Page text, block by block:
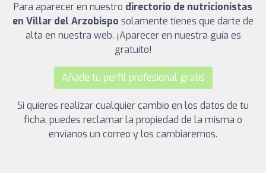
Para aparecer en nuestro directorio de nutricionistas
en Villar del Arzobispo solamente tienes que darte de
alta en nuestra web. ¡Aparecer en nuestra guía es
gratuito!
Añade tu perfil profesional gratis
Si quieres realizar cualquier cambio en los datos de tu
ficha, puedes reclamar la propiedad de la misma o
envíanos un correo y los cambiaremos.